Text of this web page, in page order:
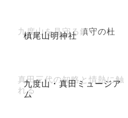
槙尾山明神社
九度山を見守る鎮守の杜
九度山・真田ミュージア
ム
真田三代の知略と情熱に触
れる